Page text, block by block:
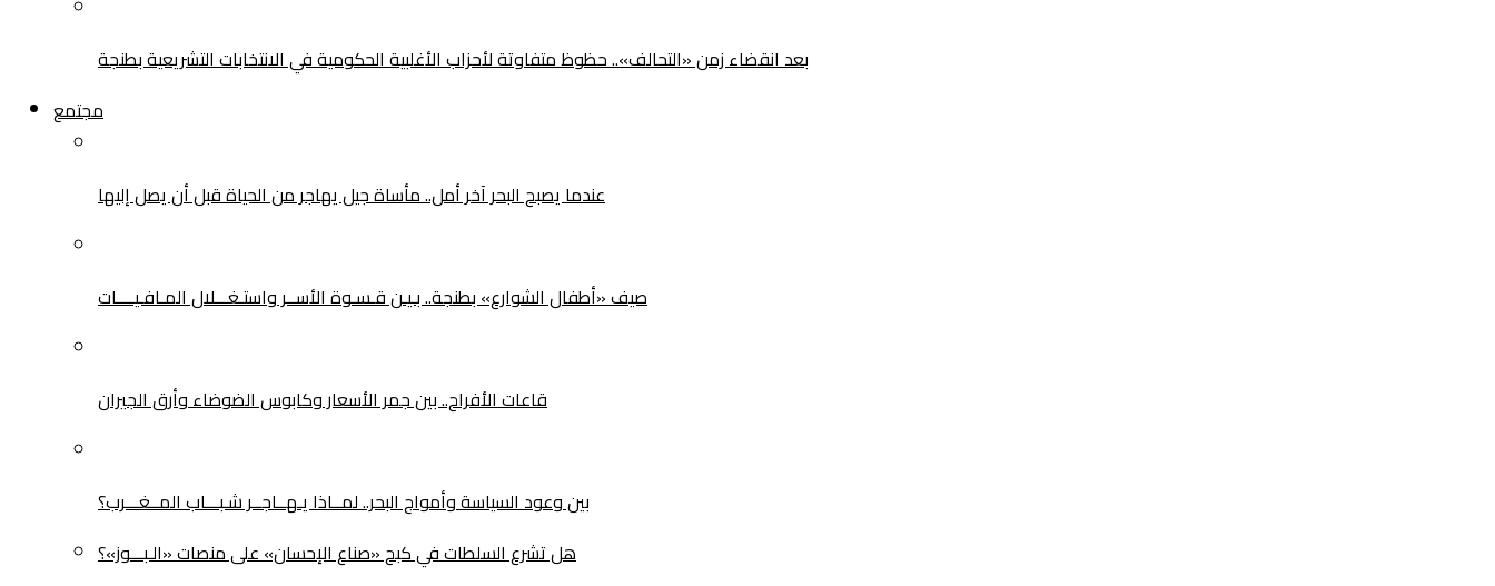
بعد انقضاء زمن «التحالف».. حظوظ متفاوتة لأحزاب الأغلبية الحكومية في الانتخابات التشريعية بطنجة
مجتمع
عندما يصبح البحر آخر أمل.. مأساة جيل يهاجر من الحياة قبل أن يصل إليها
صيف «أطفال الشوارع» بطنجة.. بـيـن قـسـوة الأســر واستـغـــلال المـافـيــــات
قاعات الأفراح.. بين جمر الأسعار وكابوس الضوضاء وأرق الجيران
بين وعود السياسة وأمواج البحر.. لمــاذا يـهــاجــر شـبـــاب المــغـــرب؟
هل تشرع السلطات في كبح «صناع الإحسان» على منصات «الـبـــوز»؟